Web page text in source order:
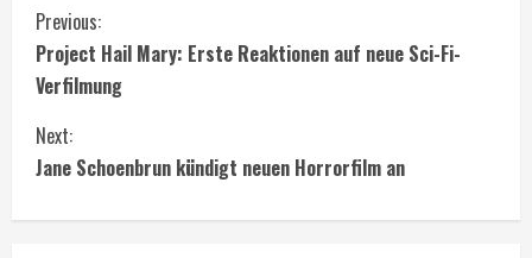
C
o
n
t
i
Previous:
Project Hail Mary: Erste Reaktionen auf neue Sci-Fi-
Verfilmung
Next:
Jane Schoenbrun kündigt neuen Horrorfilm an